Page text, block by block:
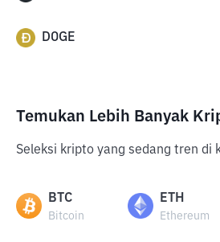
DOGE
Temukan Lebih Banyak
Seleksi kripto yang sedang tren di
BTC
Bitcoin
ETH
Ethereum